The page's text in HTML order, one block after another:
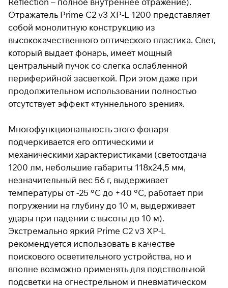
Отражатель Prime C2 v3 XP-L 1200 представляет
собой монолитную конструкцию из
высококачественного оптического пластика. Свет,
который выдает фонарь, имеет мощный
центральный пучок со слегка ослабленной
периферийной засветкой. При этом даже при
продолжительном использовании полностью
отсутствует эффект «туннельного зрения».
Многофункциональность этого фонаря
подчеркивается его оптическими и
механическими характеристиками (светоотдача
1200 лм, небольшие габариты 118х24,5 мм,
незначительный вес 56 г, выдерживает
температуры от -25 °С до +40 °С, работает при
погружении на глубину до 10 м, выдерживает
удары при падении с высоты до 10 м).
Экстремально яркий Prime C2 v3 XP-L
рекомендуется использовать в качестве
поискового осветительного устройства, но и
вполне возможно применять для подствольной
подсветки на огнестрельном и пневматическом